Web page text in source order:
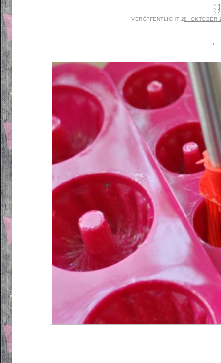
VERÖFFENTLICHT 28. OKTOBER
←